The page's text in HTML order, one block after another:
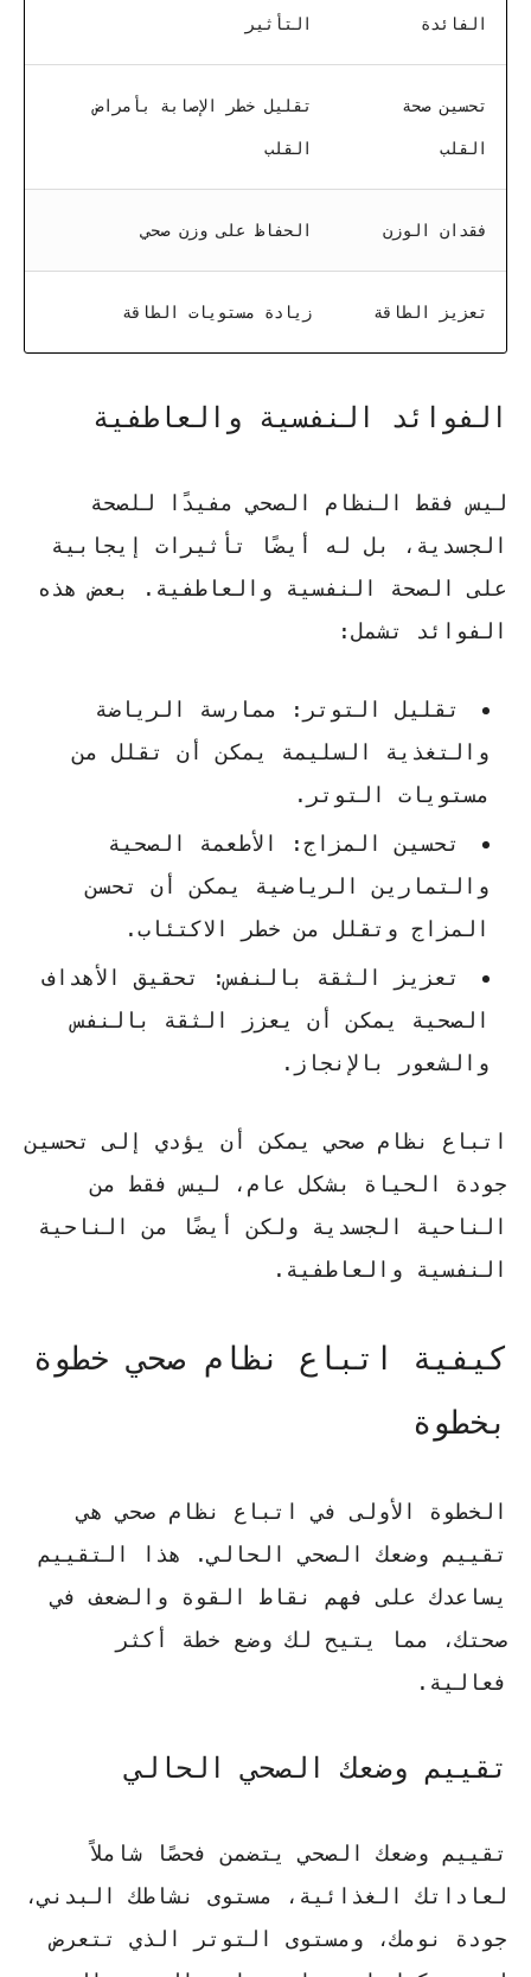
الفائدة التأثير
تحسين صحة
القلب
تقليل خطر الإصابة بأمراض
القلب
فقدان الوزن الحفاظ على وزن صحي
تعزيز الطاقة زيادة مستويات الطاقة
الفوائد النفسية والعاطفية
ليس فقط النظام الصحي مفيدًا للصحة
الجسدية، بل له أيضًا تأثيرات إيجابية
على الصحة النفسية والعاطفية. بعض هذه
الفوائد تشمل:
تقليل التوتر : ممارسة الرياضة
والتغذية السليمة يمكن أن تقلل من
مستويات التوتر.
تحسين المزاج: الأطعمة الصحية
والتمارين الرياضية يمكن أن تحسن
المزاج وتقلل من خطر الاكتئاب.
تعزيز الثقة بالنفس: تحقيق الأهداف
الصحية يمكن أن يعزز الثقة بالنفس
والشعور بالإنجاز.
اتباع نظام صحي يمكن أن يؤدي إلى تحسين
جودة الحياة بشكل عام، ليس فقط من
الناحية الجسدية ولكن أيضًا من الناحية
النفسية والعاطفية.
كيفية اتباع نظام صحي خطوة
بخطوة
الخطوة الأولى في اتباع نظام صحي هي
تقييم وضعك الصحي الحالي. هذا التقييم
يساعدك على فهم نقاط القوة والضعف في
صحتك، مما يتيح لك وضع خطة أكثر
فعالية.
تقييم وضعك الصحي الحالي
تقييم وضعك الصحي يتضمن فحصًا شاملاً
لعاداتك الغذائية، مستوى نشاطك البدني،
جودة نومك، ومستوى التوتر الذي تتعرض